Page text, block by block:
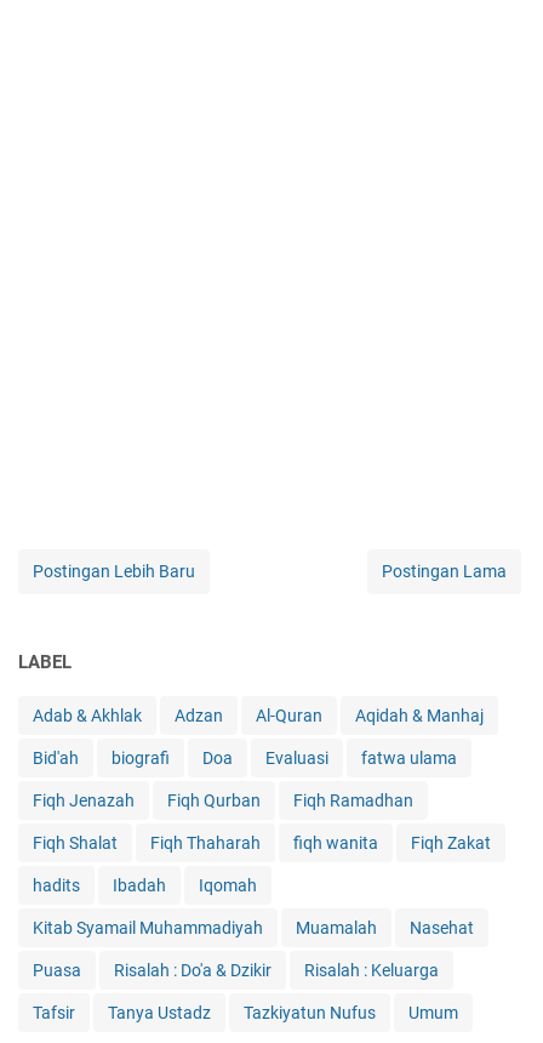
Postingan Lebih Baru Postingan Lama
LABEL
Adab & Akhlak Adzan Al-Quran Aqidah & Manhaj
Bid'ah biografi Doa Evaluasi fatwa ulama
Fiqh Jenazah Fiqh Qurban Fiqh Ramadhan
Fiqh Shalat Fiqh Thaharah fiqh wanita Fiqh Zakat
hadits Ibadah Iqomah
Kitab Syamail Muhammadiyah Muamalah Nasehat
Puasa Risalah : Do'a & Dzikir Risalah : Keluarga
Tafsir Tanya Ustadz Tazkiyatun Nufus Umum